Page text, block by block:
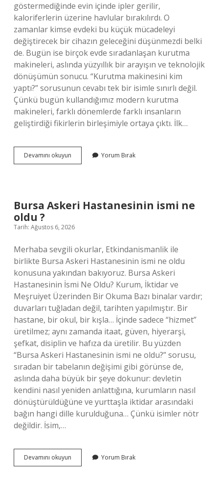
göstermediğinde evin içinde ipler gerilir,
kaloriferlerin üzerine havlular bırakılırdı. O
zamanlar kimse evdeki bu küçük mücadeleyi
değiştirecek bir cihazın geleceğini düşünmezdi belki
de. Bugün ise birçok evde sıradanlaşan kurutma
makineleri, aslında yüzyıllık bir arayışın ve teknolojik
dönüşümün sonucu. “Kurutma makinesini kim
yaptı?” sorusunun cevabı tek bir isimle sınırlı değil.
Çünkü bugün kullandığımız modern kurutma
makineleri, farklı dönemlerde farklı insanların
geliştirdiği fikirlerin birleşimiyle ortaya çıktı. İlk…
Devamını okuyun Kurutma
makinesini
Yorum Bırak
Bursa Askeri Hastanesinin ismi ne
oldu ?
Tarih: Ağustos 6, 2026
Merhaba sevgili okurlar, Etkindanismanlik ile
birlikte Bursa Askeri Hastanesinin ismi ne oldu
konusuna yakından bakıyoruz. Bursa Askeri
Hastanesinin İsmi Ne Oldu? Kurum, İktidar ve
Meşruiyet Üzerinden Bir Okuma Bazı binalar vardır;
duvarları tuğladan değil, tarihten yapılmıştır. Bir
hastane, bir okul, bir kışla… İçinde sadece “hizmet”
üretilmez; aynı zamanda itaat, güven, hiyerarşi,
şefkat, disiplin ve hafıza da üretilir. Bu yüzden
“Bursa Askeri Hastanesinin ismi ne oldu?” sorusu,
sıradan bir tabelanın değişimi gibi görünse de,
aslında daha büyük bir şeye dokunur: devletin
kendini nasıl yeniden anlattığına, kurumların nasıl
dönüştürüldüğüne ve yurttaşla iktidar arasındaki
bağın hangi dille kurulduğuna… Çünkü isimler nötr
değildir. İsim,…
Devamını okuyun
Askeri
Yorum Bırak